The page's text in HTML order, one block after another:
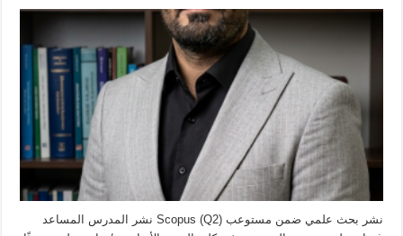
نشر بحث علمي ضمن مستوعب Scopus (Q2) نشر المدرس المساعد